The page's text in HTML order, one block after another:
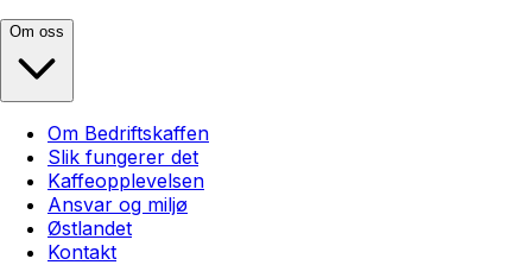
Om oss
Om Bedriftskaffen
Slik fungerer det
Kaffeopplevelsen
Ansvar og miljø
Østlandet
Kontakt